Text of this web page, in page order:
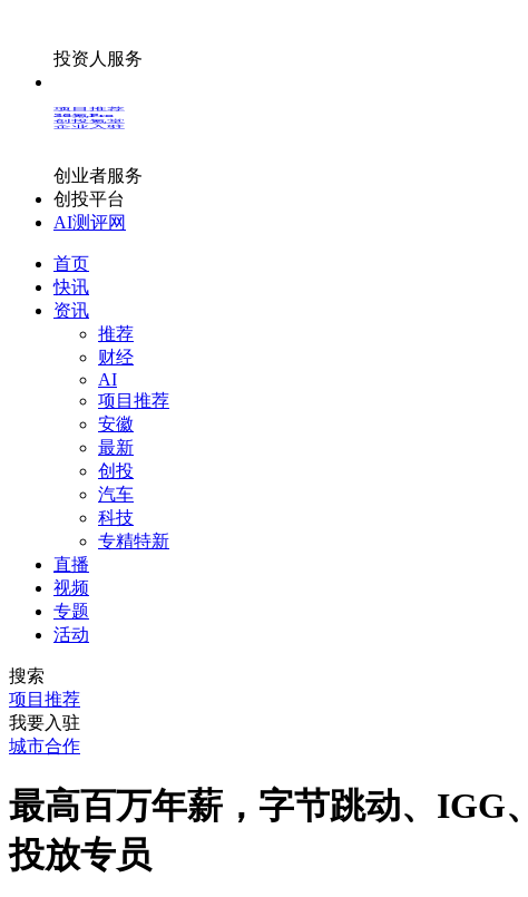
投资人服务
项目推荐
36氪Pro
创投氪堂
企业入驻
创业者服务
创投平台
AI测评网
首页
快讯
资讯
推荐
财经
AI
项目推荐
安徽
最新
创投
汽车
科技
专精特新
直播
视频
专题
活动
搜索
项目推荐
我要入驻
城市合作
最高百万年薪，字节跳动、IGG
投放专员